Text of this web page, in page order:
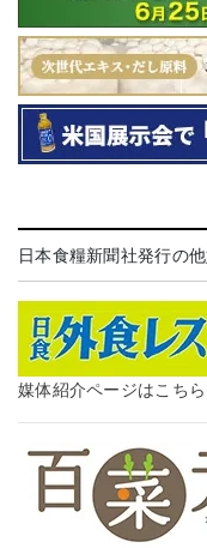
日本食糧新聞社発行の
媒体紹介ページはこちら